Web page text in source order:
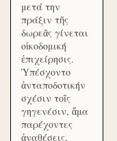
μετά την
πράξιν τῆς
δωρεᾶς γίνεται
οἰκοδομική
ἐπιχείρησις.
Ὑπέσχοντο
ἀνταποδοτικήν
σχέσιν τοῖς
γηγενέσιν, ἅμα
παρέχοντες
ἀναθέσεις,